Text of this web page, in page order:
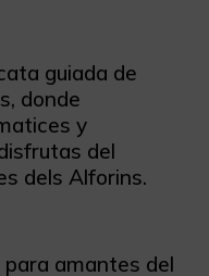
guiada de
donde
y
del
dels Alforins.
amantes del